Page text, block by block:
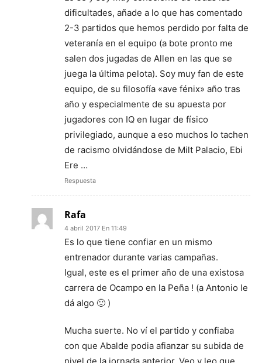
dificultades, añade a lo que has comentado
2-3 partidos que hemos perdido por falta de
veteranía en el equipo (a bote pronto me
salen dos jugadas de Allen en las que se
juega la última pelota). Soy muy fan de este
equipo, de su filosofía «ave fénix» año tras
año y especialmente de su apuesta por
jugadores con IQ en lugar de físico
privilegiado, aunque a eso muchos lo tachen
de racismo olvidándose de Milt Palacio, Ebi
Ere …
Respuesta
Rafa
4 abril 2017 En 11:49
Es lo que tiene confiar en un mismo
entrenador durante varias campañas.
Igual, este es el primer año de una existosa
carrera de Ocampo en la Peña ! (a Antonio le
dá algo 🙂 )
Mucha suerte. No ví el partido y confiaba
con que Abalde podia afianzar su subida de